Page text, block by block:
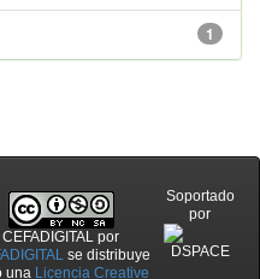
1
CEFADIGITAL por
se distribuye
una Licencia Creative
Soportado
por